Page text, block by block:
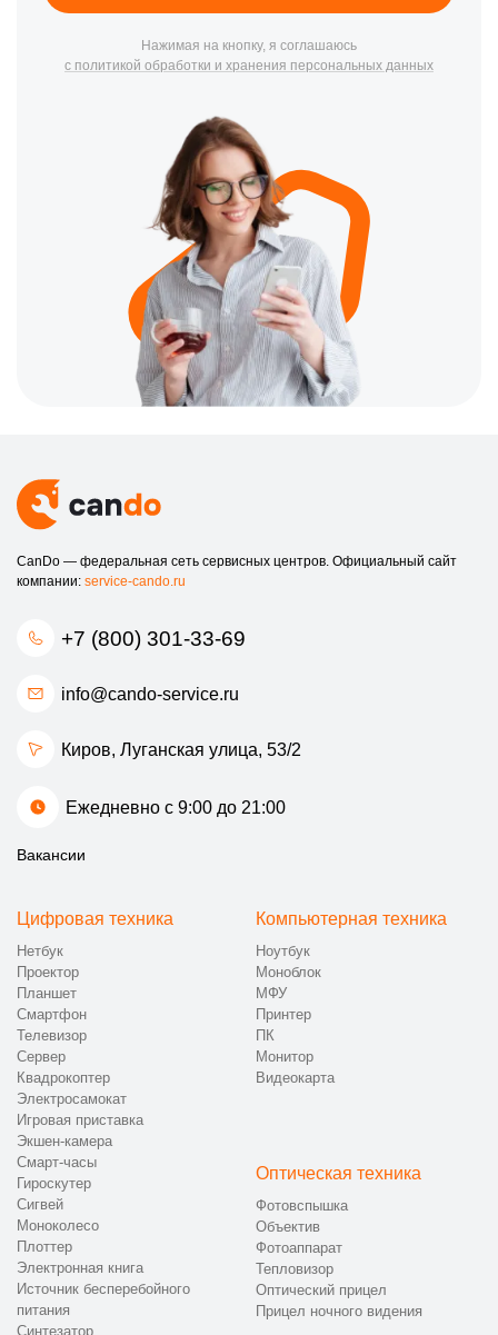
Нажимая на кнопку, я соглашаюсь
с политикой обработки и хранения персональных данных
CanDo — федеральная сеть сервисных центров. Официальный сайт
компании: service-cando.ru
+7 (800) 301-33-69
info@cando-service.ru
Киров, Луганская улица, 53/2
Ежедневно с 9:00 до 21:00
Вакансии
Цифровая техника
Нетбук
Проектор
Планшет
Смартфон
Телевизор
Сервер
Квадрокоптер
Электросамокат
Игровая приставка
Экшен-камера
Смарт-часы
Гироскутер
Сигвей
Моноколесо
Плоттер
Электронная книга
Источник бесперебойного
питания
Синтезатор
Компьютерная техника
Ноутбук
Моноблок
МФУ
Принтер
ПК
Монитор
Видеокарта
Оптическая техника
Фотовспышка
Объектив
Фотоаппарат
Тепловизор
Оптический прицел
Прицел ночного видения